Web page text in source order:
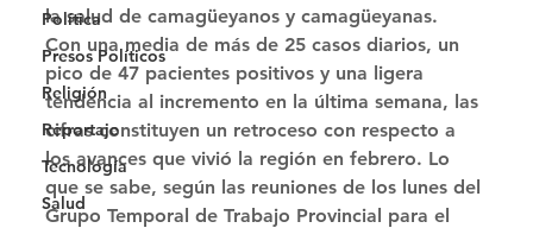
Política
Presos Políticos
Religión
Reportaje
Tecnología
Salud
la salud de camagüeyanos y camagüeyanas.
Con una media de más de 25 casos diarios, un
pico de 47 pacientes positivos y una ligera
tendencia al incremento en la última semana, las
cifras constituyen un retroceso con respecto a
los avances que vivió la región en febrero. Lo
que se sabe, según las reuniones de los lunes del
Grupo Temporal de Trabajo Provincial para el